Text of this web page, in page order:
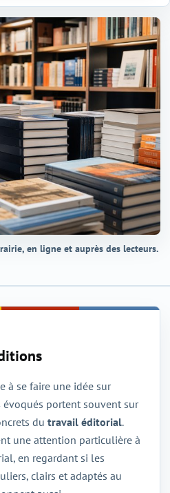
en ligne et auprès des lecteurs.
à se faire une idée sur
évoqués portent souvent sur
du travail éditorial.
une attention particulière à
en regardant si les
clairs et adaptés au